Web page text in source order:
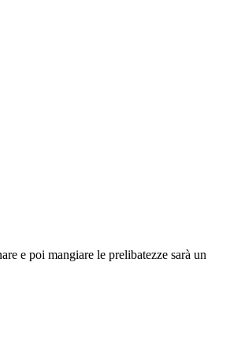
e poi mangiare le prelibatezze sarà un